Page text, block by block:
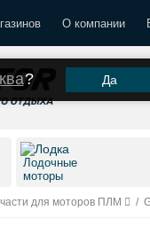
О компании
? Да
Лодочные
моторы
для моторов ПЛМ /